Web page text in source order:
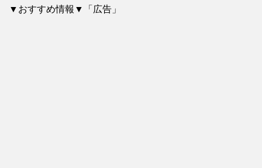
▼おすすめ情報▼「広告」